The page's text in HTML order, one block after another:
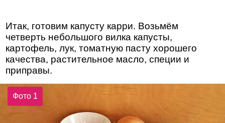
Итак, готовим капусту карри. Возьмём
четверть небольшого вилка капусты,
картофель, лук, томатную пасту хорошего
качества, растительное масло, специи и
приправы.
Фото 1